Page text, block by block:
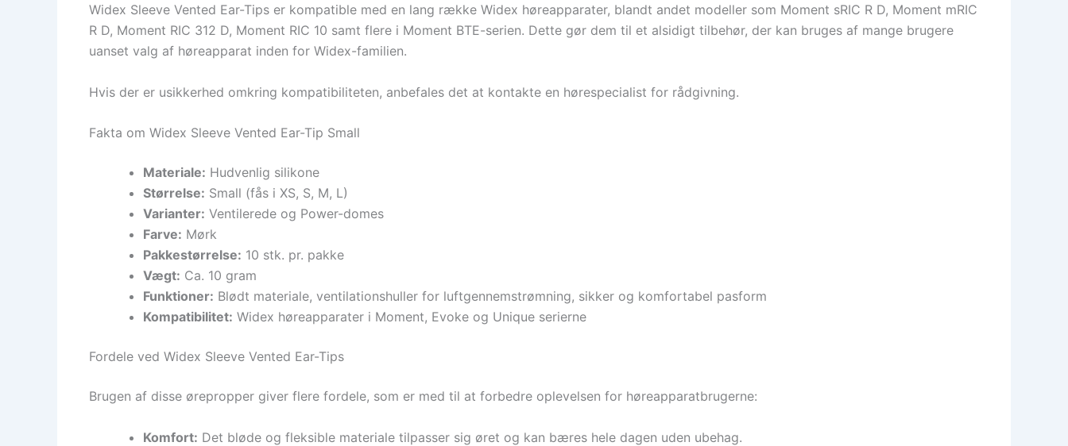
Widex Sleeve Vented Ear-Tips er kompatible med en lang række Widex høreapparater, blandt andet modeller som Moment sRIC R D, Moment mRIC
R D, Moment RIC 312 D, Moment RIC 10 samt flere i Moment BTE-serien. Dette gør dem til et alsidigt tilbehør, der kan bruges af mange brugere
uanset valg af høreapparat inden for Widex-familien.
Hvis der er usikkerhed omkring kompatibiliteten, anbefales det at kontakte en hørespecialist for rådgivning.
Fakta om Widex Sleeve Vented Ear-Tip Small
Materiale: Hudvenlig silikone
Størrelse: Small (fås i XS, S, M, L)
Varianter: Ventilerede og Power-domes
Farve: Mørk
Pakkestørrelse: 10 stk. pr. pakke
Vægt: Ca. 10 gram
Funktioner: Blødt materiale, ventilationshuller for luftgennemstrømning, sikker og komfortabel pasform
Kompatibilitet: Widex høreapparater i Moment, Evoke og Unique serierne
Fordele ved Widex Sleeve Vented Ear-Tips
Brugen af disse ørepropper giver flere fordele, som er med til at forbedre oplevelsen for høreapparatbrugerne:
Komfort: Det bløde og fleksible materiale tilpasser sig øret og kan bæres hele dagen uden ubehag.